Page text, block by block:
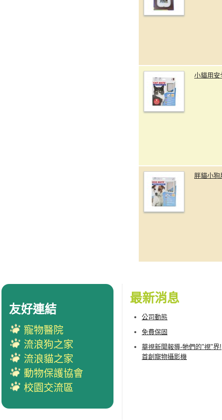
小貓用安
胖貓小狗
最新消息
公司動態
免費保固
華視新聞報導-牠們的"視"界!
首創寵物攝影機
友好連結
寵物醫院
流浪狗之家
流浪貓之家
動物保護協會
校園交流區